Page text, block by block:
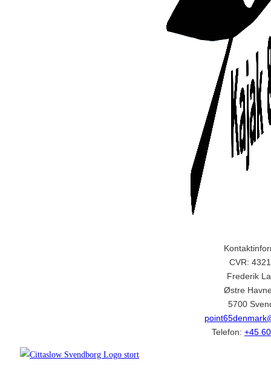
CVR:
Frederik
Østre
5700
Telefon: +45